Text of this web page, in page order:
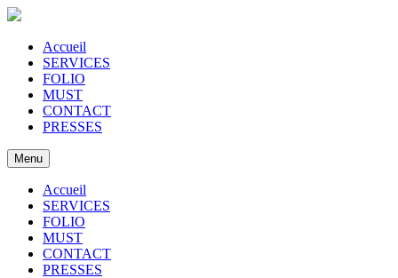
Accueil
SERVICES
FOLIO
MUST
CONTACT
PRESSES
Menu
Accueil
SERVICES
FOLIO
MUST
CONTACT
PRESSES